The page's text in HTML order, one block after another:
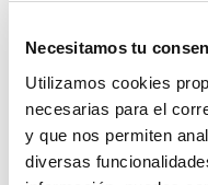
Necesitamos tu
Utilizamos cookies
necesarias para el
y que nos permiten
diversas
de infraestructuras que